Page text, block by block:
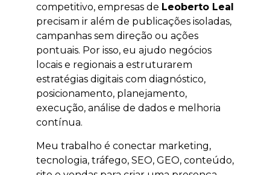
competitivo, empresas de Leoberto Leal
precisam ir além de publicações isoladas,
campanhas sem direção ou ações
pontuais. Por isso, eu ajudo negócios
locais e regionais a estruturarem
estratégias digitais com diagnóstico,
posicionamento, planejamento,
execução, análise de dados e melhoria
contínua.
Meu trabalho é conectar marketing,
tecnologia, tráfego, SEO, GEO, conteúdo,